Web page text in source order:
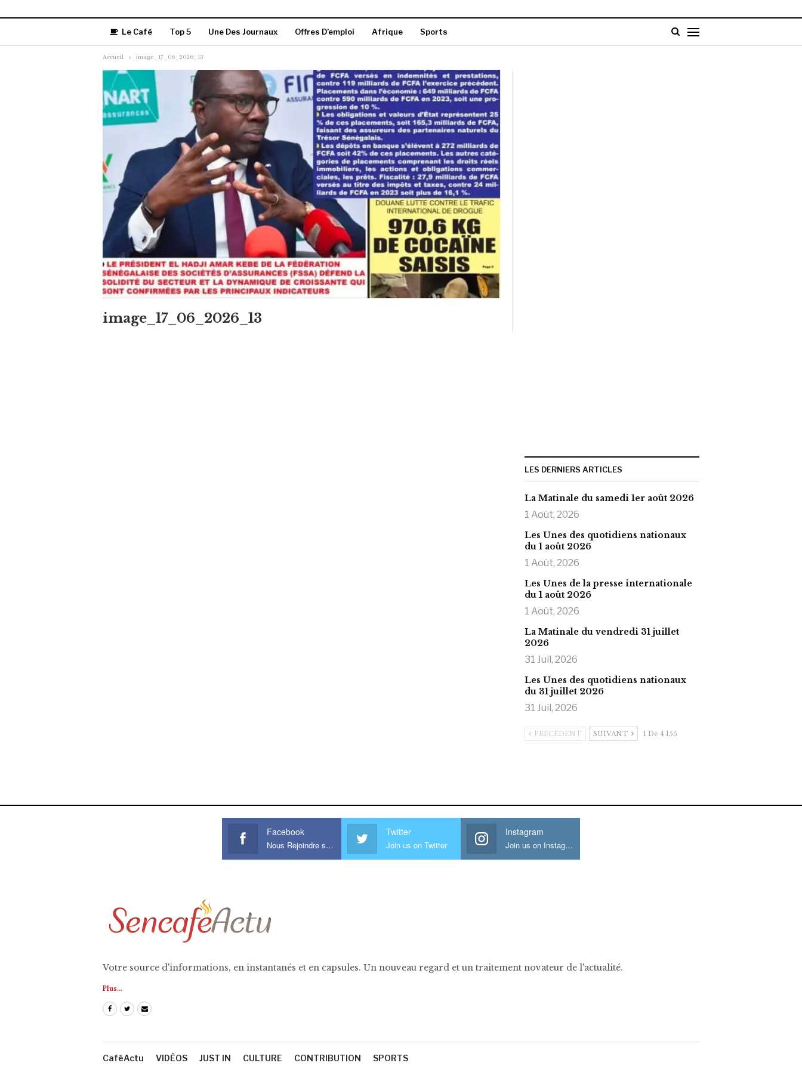
Le Café Top 5 Une Des Journaux Offres D’emploi Afrique Sports
Accueil image_17_06_2026_13
image_17_06_2026_13
LES DERNIERS ARTICLES
La Matinale du samedi 1er août 2026
1 Août, 2026
Les Unes des quotidiens nationaux
du 1 août 2026
1 Août, 2026
Les Unes de la presse internationale
du 1 août 2026
1 Août, 2026
La Matinale du vendredi 31 juillet
2026
31 Juil, 2026
Les Unes des quotidiens nationaux
du 31 juillet 2026
31 Juil, 2026
PRÉCÉDENT SUIVANT 1 De 4 155
Facebook
Nous Rejoindre sur Facebook
Twitter
Join us on Twitter
Instagram
Join us on Instagram
Votre source d'informations, en instantanés et en capsules. Un nouveau regard et un traitement novateur de l'actualité.
Plus...
CaféActu VIDÉOS JUST IN CULTURE CONTRIBUTION SPORTS